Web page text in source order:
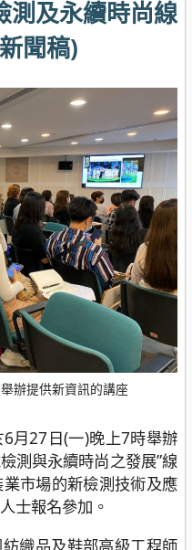
測及永續時尚線
聞稿)
辦提供新資訊的講座
月27日(一)晚上7時舉辦
測與永續時尚之發展”線
市場的新檢測技術及應
士報名參加。
織品及鞋部高級工程師